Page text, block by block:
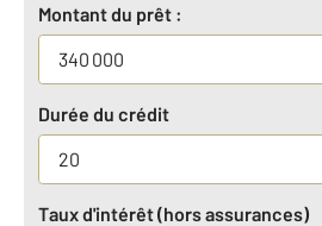
Montant du prêt :
Durée du crédit
Taux d'intérêt (hors assurances)